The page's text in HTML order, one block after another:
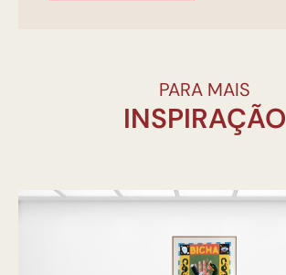
PARA MAIS
INSPIRAÇÃO